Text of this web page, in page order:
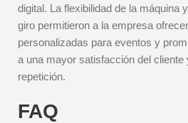
digital. La flexibilidad de la máquina
giro permitieron a la empresa
personalizadas para eventos y
a una mayor satisfacción del cliente
repetición.
FAQ